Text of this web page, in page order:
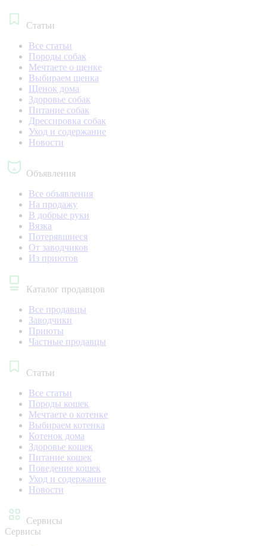
Статьи
Все статьи
Породы собак
Мечтаете о щенке
Выбираем щенка
Щенок дома
Здоровье собак
Питание собак
Дрессировка собак
Уход и содержание
Новости
Объявления
Все объявления
На продажу
В добрые руки
Вязка
Потерявшиеся
От заводчиков
Из приютов
Каталог продавцов
Все продавцы
Заводчики
Приюты
Частные продавцы
Статьи
Все статьи
Породы кошек
Мечтаете о котенке
Выбираем котенка
Котенок дома
Здоровье кошек
Питание кошек
Поведение кошек
Уход и содержание
Новости
Сервисы
Сервисы